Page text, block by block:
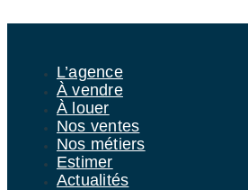
L’agence
À vendre
À louer
Nos ventes
Nos métiers
Estimer
Actualités